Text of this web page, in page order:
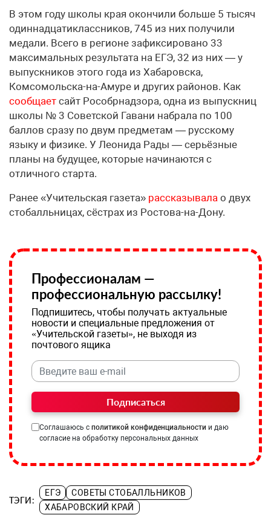
В этом году школы края окончили больше 5 тысяч
одиннадцатиклассников, 745 из них получили
медали. Всего в регионе зафиксировано 33
максимальных результата на ЕГЭ, 32 из них — у
выпускников этого года из Хабаровска,
Комсомольска-на-Амуре и других районов. Как
сообщает сайт Рособрнадзора, одна из выпускниц
школы № 3 Советской Гавани набрала по 100
баллов сразу по двум предметам — русскому
языку и физике. У Леонида Рады — серьёзные
планы на будущее, которые начинаются с
отличного старта.
Ранее «Учительская газета» рассказывала о двух
стобалльницах, сёстрах из Ростова-на-Дону.
Профессионалам —
профессиональную рассылку!
Подпишитесь, чтобы получать актуальные
новости и специальные предложения от
«Учительской газеты», не выходя из
почтового ящика
Подписаться
Соглашаюсь с политикой конфиденциальности и даю
согласие на обработку персональных данных
ТЭГИ:
ЕГЭ
СОВЕТЫ СТОБАЛЛЬНИКОВ
ХАБАРОВСКИЙ КРАЙ